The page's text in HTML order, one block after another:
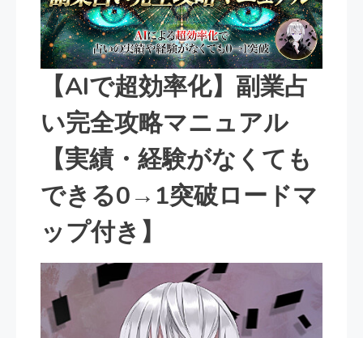
【AIで超効率化】副業占
い完全攻略マニュアル
【実績・経験がなくても
できる0→1突破ロードマ
ップ付き】